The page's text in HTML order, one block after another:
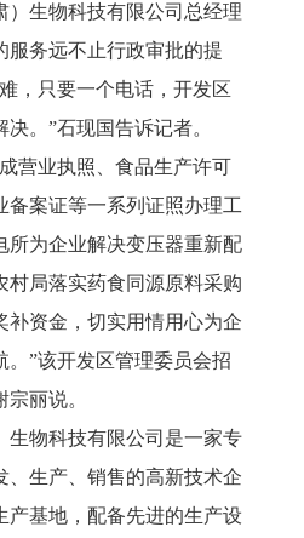
）生物科技有限公司总经理
服务远不止行政审批的提
，只要一个电话，开发区
。”石现国告诉记者。
营业执照、食品生产许可
备案证等一系列证照办理工
所为企业解决变压器重新配
村局落实药食同源原料采购
补资金，切实用情用心为企
。”该开发区管理委员会招
丽说。
生物科技有限公司是一家专
、生产、销售的高新技术企
产基地，配备先进的生产设